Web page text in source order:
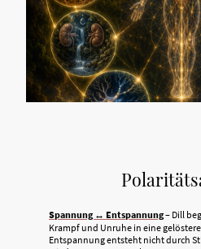
Spannung ↔ Entspannung– Dill
Krampf und Unruhe in eine
Entspannung entsteht nicht durch